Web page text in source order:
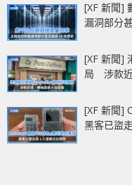
[XF 新聞]
漏洞部分
[XF 新聞]
局 涉款
[XF 新聞]
黑客已盜